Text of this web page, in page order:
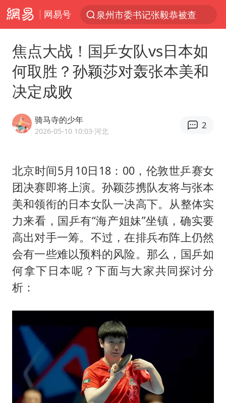
网易号
泉州市委书记张毅恭被查
全球首个长时储能一体化产业园量产
台风白海豚已进入24小时警戒线
名创优品回应女子吐槽内裤质量差
出口禁令驱动有色板块大涨
胜宏科技：股票交易异常波动
秋天的第一杯奶茶到底有多火
U17国足三连胜晋级明日之星半决赛
国乒男单横滨冠军赛全军覆没
38岁演员求职万岁山NPC成功
胡彦斌获《歌手2026》歌王
百花奖开幕式
夯实基础开新局
焦点大战！国乒女队vs日本如
何取胜？孙颖莎对轰张本美和
决定成败
骑马寺的少年
2026-05-10 10:03·河北
2
北京时间5月10日18：00，伦敦世乒赛女
团决赛即将上演。 孙颖莎携队友将与张本
美和领衔的日本女队一决高下。从整体实
力来看，国乒有“海产姐妹”坐镇，确实要
高出对手一筹。不过，在排兵布阵上仍然
会有一些难以预料的风险。那么，国乒如
何拿下日本呢？下面与大家共同探讨分
析：